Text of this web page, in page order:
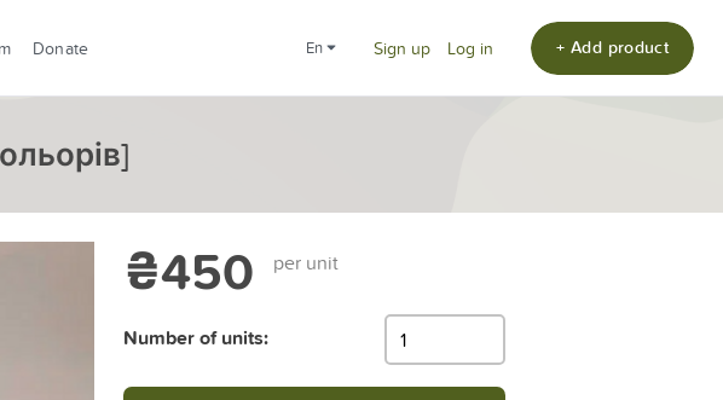
Donate en Sign up Log in + Add product
₴450 per unit
Number of units: